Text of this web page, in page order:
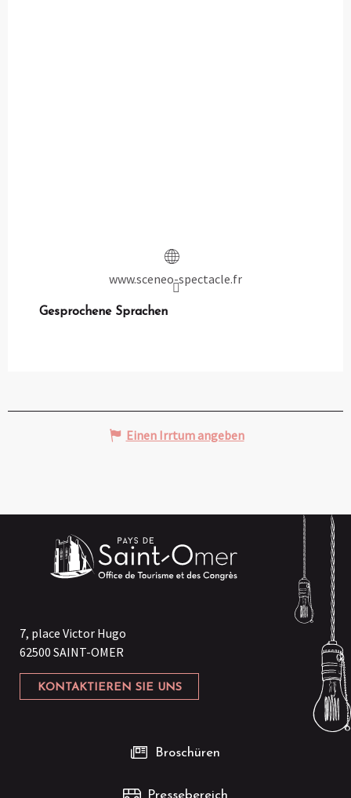
www.sceneo-spectacle.fr
Gesprochene Sprachen
Gesprochene Sprachen
Einen Irrtum angeben
7, place Victor Hugo
62500 SAINT-OMER
KONTAKTIEREN SIE UNS
Broschüren
Pressebereich